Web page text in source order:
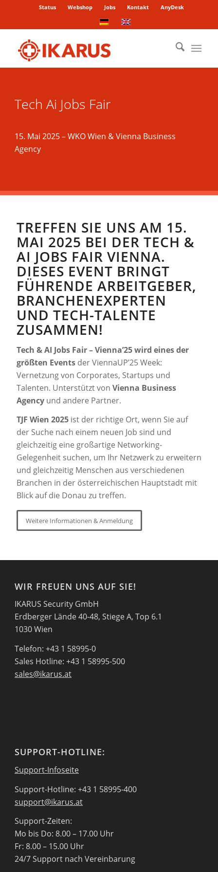
Status Webshop Jobs Kontakt AnyDesk
Tech Ai Jobs Fair
15. Mai 2025 – WKO Wien & Vienna Business
Agency
TREFFEN SIE UNS AM 15.
MAI 2025 BEI DER TECH &
AI JOBS FAIR VIENNA.
DIESES EVENT BRINGT
FÜHRENDE ARBEITGEBER,
BRANCHENEXPERTEN
UND TECH-TALENTE
ZUSAMMEN!
Tech & AI Jobs Fair – Vienna’25 wird eines der
größten Eventsder ViennaUP’25 Week:
Vernetzung von Corporates, Startups und
Talenten. Unterstützt von Vienna Business
Agencyund andere Partner.
TJF Wien 2025ist der richtige Ort, wenn Sie auf
der Suche nach einem neuen Job sind und
gleichzeitig eine großartige Networking-
Gelegenheit suchen, um Ihr Netzwerk zu erweitern
und gleichzeitig Menschen aus verschiedenen
Branchen in der österreichischen Hauptstadt mit
Blick auf die Donau zu treffen.
Weitere Informationen & Anmeldung
WIR FREUEN UNS AUF SIE!
IKARUS Security GmbH
Erdberger Lände 40-48, Stiege A, Top 6.1
1030 Wien
Telefon: +43 1 58995-0
Sales Hotline: +43 1 58995-500
sales@ikarus.at
SUPPORT-HOTLINE:
Support-Infoseite
Support-Hotline: +43 1 58995-400
support@ikarus.at
Support-Zeiten:
Mo bis Do: 8.00 – 17.00 Uhr
Fr: 8.00 – 15.00 Uhr
24/7 Support nach Vereinbarung